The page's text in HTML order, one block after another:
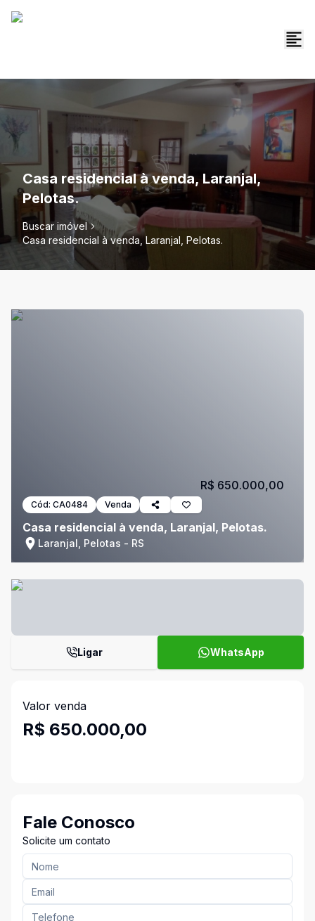
Casa residencial à venda, Laranjal,
Pelotas.
Buscar imóvel
Casa residencial à venda, Laranjal, Pelotas.
Cód: CA0484 Venda
Casa residencial à venda, Laranjal, Pelotas.
Laranjal, Pelotas - RS
R$ 650.000,00
Ligar WhatsApp
Valor venda
R$ 650.000,00
Fale Conosco
Solicite um contato